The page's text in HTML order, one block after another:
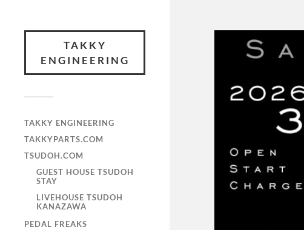
TAKKY
ENGINEERING
TAKKY ENGINEERING
TAKKYPARTS.COM
TSUDOH.COM
GUEST HOUSE TSUDOH
STAY
LIVEHOUSE TSUDOH
KANAZAWA
PEDAL FREAKS